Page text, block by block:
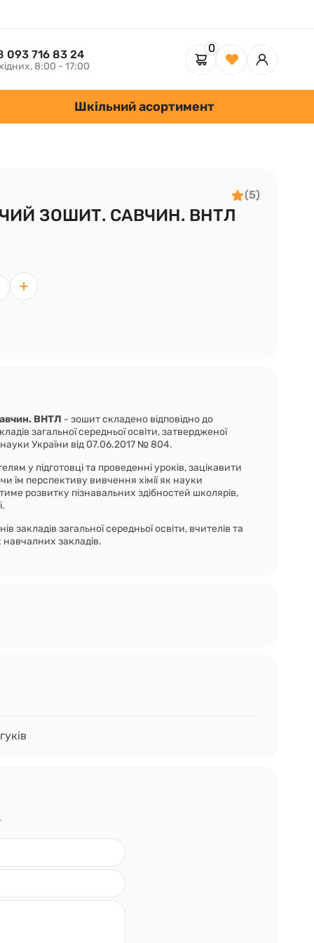
093 716 83 24
8:00 - 17:00
0
Шкільний асортимент
(5)
ЗОШИТ. САВЧИН. ВНТЛ
ВНТЛ - зошит складено відповідно до
загальної середньої освіти, затвердженої
науки України від 07.06.2017 № 804.
у підготовці та проведенні уроків, зацікавити
їм перспективу вивчення хімії як науки
розвитку пізнавальних здібностей школярів,
закладів загальної середньої освіти, вчителів та
навчалних закладів.